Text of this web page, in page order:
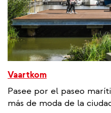
Vaartkom
Pasee por el paseo
más de moda de la